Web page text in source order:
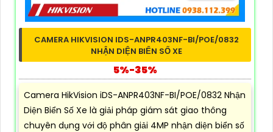
CAMERA HIKVISION IDS-ANPR403NF-BI/POE/0832
NHẬN DIỆN BIỂN SỐ XE
5%-35%
Camera HikVision iDS-ANPR403NF-BI/POE/0832 Nhận
Diện Biển Số Xe là giải pháp giám sát giao thông
chuyên dụng với độ phân giải 4MP nhận diện biển số